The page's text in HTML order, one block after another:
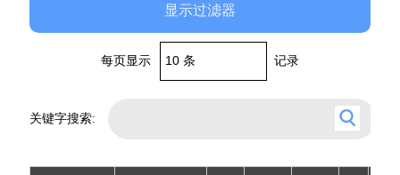
VT系列贴片铝电解电容器
显示过滤器
每页显示 记录
关键字搜索: